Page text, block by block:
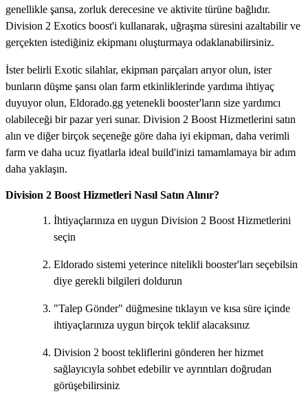
genellikle şansa, zorluk derecesine ve aktivite türüne bağlıdır.
Division 2 Exotics boost'i kullanarak, uğraşma süresini azaltabilir ve
gerçekten istediğiniz ekipmanı oluşturmaya odaklanabilirsiniz.
İster belirli Exotic silahlar, ekipman parçaları arıyor olun, ister
bunların düşme şansı olan farm etkinliklerinde yardıma ihtiyaç
duyuyor olun, Eldorado.gg yetenekli booster'ların size yardımcı
olabileceği bir pazar yeri sunar. Division 2 Boost Hizmetlerini satın
alın ve diğer birçok seçeneğe göre daha iyi ekipman, daha verimli
farm ve daha ucuz fiyatlarla ideal build'inizi tamamlamaya bir adım
daha yaklaşın.
Division 2 Boost Hizmetleri Nasıl Satın Alınır?
İhtiyaçlarınıza en uygun Division 2 Boost Hizmetlerini
seçin
Eldorado sistemi yeterince nitelikli booster'ları seçebilsin
diye gerekli bilgileri doldurun
"Talep Gönder" düğmesine tıklayın ve kısa süre içinde
ihtiyaçlarınıza uygun birçok teklif alacaksınız
Division 2 boost tekliflerini gönderen her hizmet
sağlayıcıyla sohbet edebilir ve ayrıntıları doğrudan
görüşebilirsiniz